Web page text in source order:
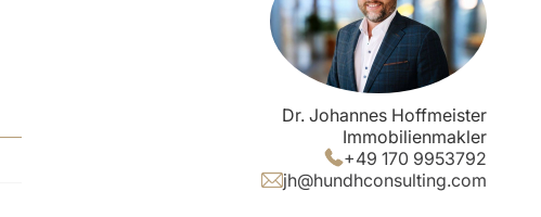
Dr. Johannes Hoffmeister
Immobilienmakler
+49 170 9953792
jh@hundhconsulting.com